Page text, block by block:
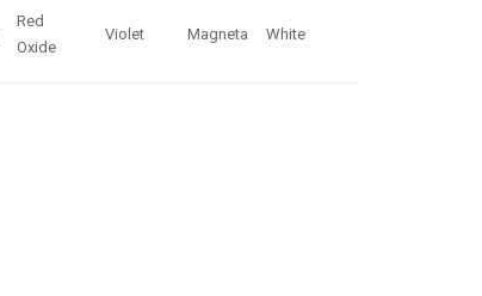
Red
Oxide
Violet Magneta White